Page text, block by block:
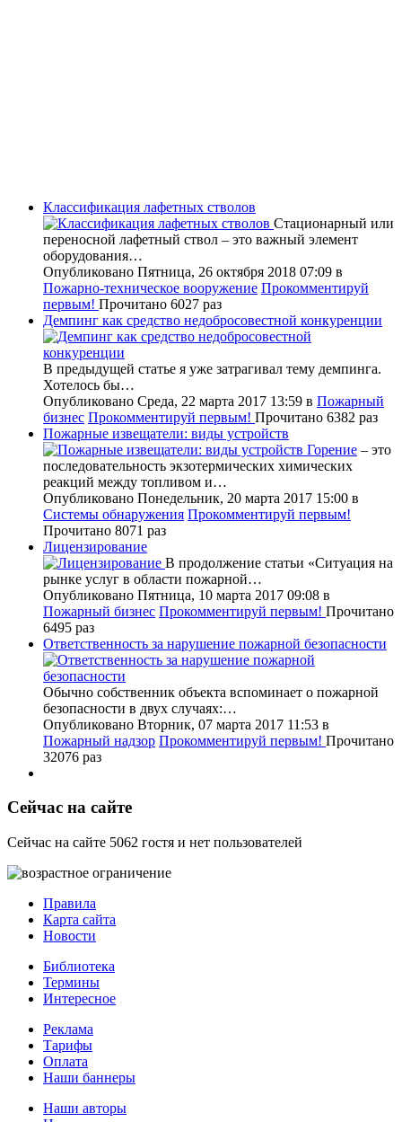
Классификация лафетных стволов
Стационарный или
переносной лафетный ствол – это важный элемент
оборудования…
Опубликовано Пятница, 26 октября 2018 07:09 в
Пожарно-техническое вооружение Прокомментируй
первым! Прочитано 6027 раз
Демпинг как средство недобросовестной конкуренции
В предыдущей статье я уже затрагивал тему демпинга.
Хотелось бы…
Опубликовано Среда, 22 марта 2017 13:59 в Пожарный
бизнес Прокомментируй первым! Прочитано 6382 раз
Пожарные извещатели: виды устройств
Горение – это
последовательность экзотермических химических
реакций между топливом и…
Опубликовано Понедельник, 20 марта 2017 15:00 в
Системы обнаружения Прокомментируй первым!
Прочитано 8071 раз
Лицензирование
В продолжение статьи «Ситуация на
рынке услуг в области пожарной…
Опубликовано Пятница, 10 марта 2017 09:08 в
Пожарный бизнес Прокомментируй первым! Прочитано
6495 раз
Ответственность за нарушение пожарной безопасности
Обычно собственник объекта вспоминает о пожарной
безопасности в двух случаях:…
Опубликовано Вторник, 07 марта 2017 11:53 в
Пожарный надзор Прокомментируй первым! Прочитано
32076 раз
Сейчас на сайте
Сейчас на сайте 5062 гостя и нет пользователей
Правила
Карта сайта
Новости
Библиотека
Термины
Интересное
Реклама
Тарифы
Оплата
Наши баннеры
Наши авторы